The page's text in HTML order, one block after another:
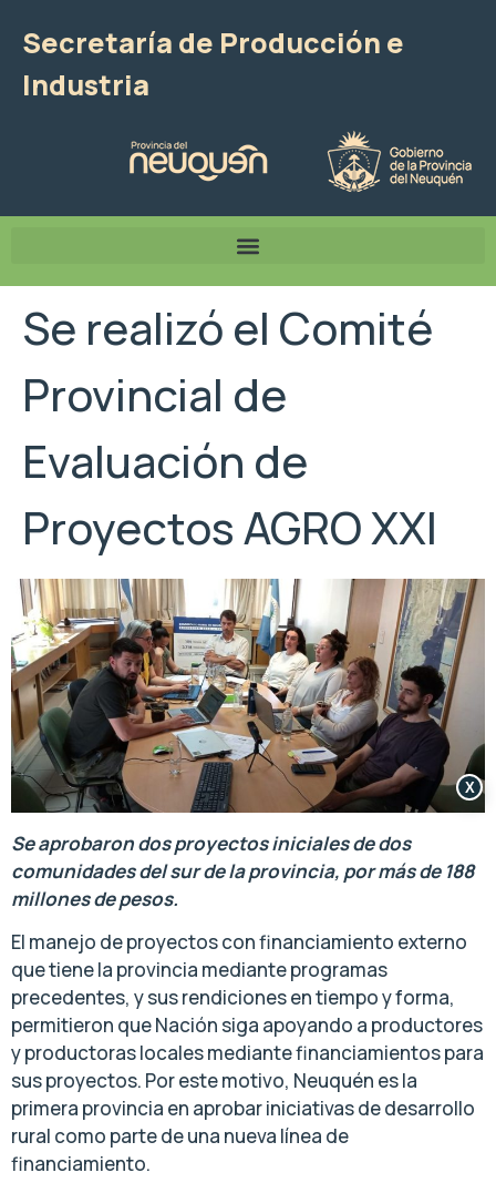
Secretaría de Producción e
Industria
Se realizó el Comité
Provincial de
Evaluación de
Proyectos AGRO XXI
Se aprobaron dos proyectos iniciales de dos
comunidades del sur de la provincia, por más de 188
millones de pesos.
El manejo de proyectos con financiamiento externo
que tiene la provincia mediante programas
precedentes, y sus rendiciones en tiempo y forma,
permitieron que Nación siga apoyando a productores
y productoras locales mediante financiamientos para
sus proyectos. Por este motivo, Neuquén es la
primera provincia en aprobar iniciativas de desarrollo
rural como parte de una nueva línea de
financiamiento.
X